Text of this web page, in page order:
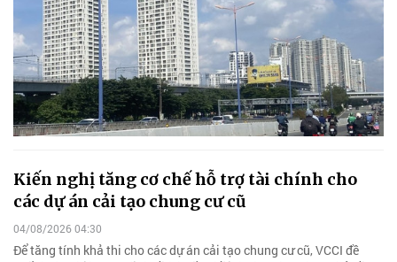
Kiến nghị tăng cơ chế hỗ trợ tài chính cho
các dự án cải tạo chung cư cũ
04/08/2026 04:30
Để tăng tính khả thi cho các dự án cải tạo chung cư cũ, VCCI đề